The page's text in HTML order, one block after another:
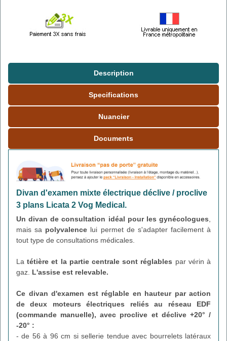
Description
Specifications
Nuancier
Documents
Divan d'examen mixte électrique déclive / proclive
3 plans Licata 2 Vog Medical.
Un divan de consultation idéal pour les gynécologues,
mais sa polyvalence lui permet de s'adapter facilement à
tout type de consultations médicales.
Latétière et la partie centrale sont réglables par vérin à
gaz. L'assise est relevable.
Ce divan d'examen est réglable en hauteur par action
de deux moteurs électriques reliés au réseau EDF
(commande manuelle), avec proclive et déclive +20° /
-20° :
- de 56 à 96 cm si sellerie tendue avec bourrelets latéraux